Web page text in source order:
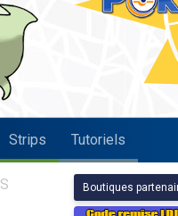
Strips Tutoriels
Boutiques